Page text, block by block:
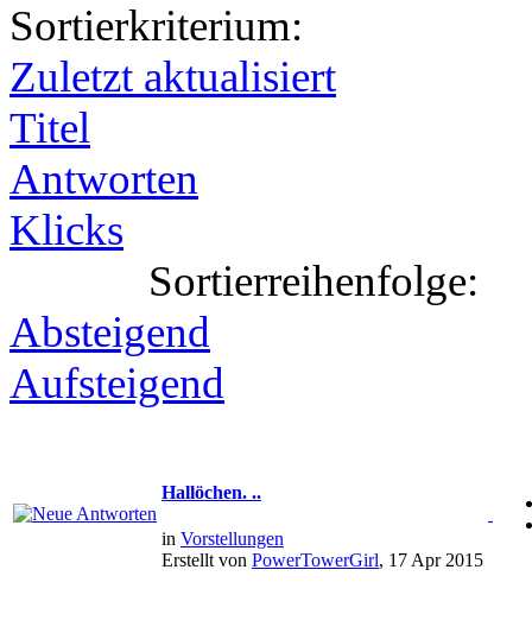
Sortierkriterium:
Zuletzt aktualisiert
Titel
Antworten
Klicks
Sortierreihenfolge:
Absteigend
Aufsteigend
Hallöchen. ..
in Vorstellungen
Erstellt von PowerTowerGirl, 17 Apr 2015